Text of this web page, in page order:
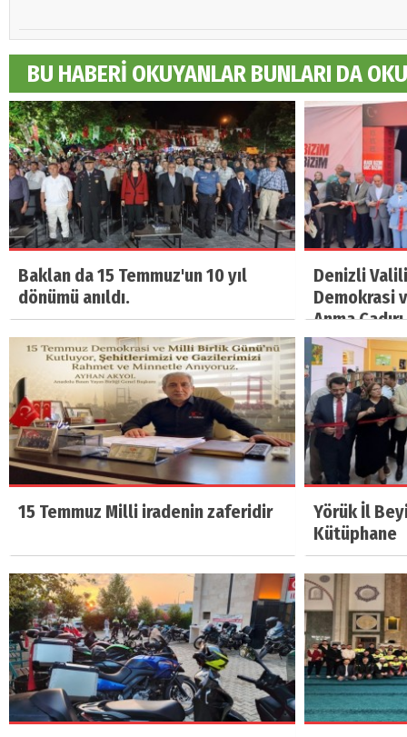
BU HABERİ OKUYANLAR BUNLARI DA
Baklan da 15 Temmuz'un 10 yıl
dönümü anıldı.
Denizli
Demokrasi
Anma
15 Temmuz Milli iradenin zaferidir
Yörük İl
Kütüphane